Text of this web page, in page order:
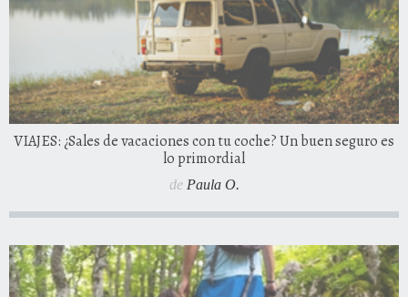
VIAJES: ¿Sales de vacaciones con tu coche? Un buen seguro es
lo primordial
de Paula O.